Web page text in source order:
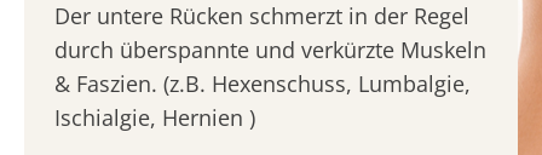
Der untere Rücken schmerzt in der Regel
durch überspannte und verkürzte Muskeln
& Faszien. (z.B. Hexenschuss, Lumbalgie,
Ischialgie, Hernien )